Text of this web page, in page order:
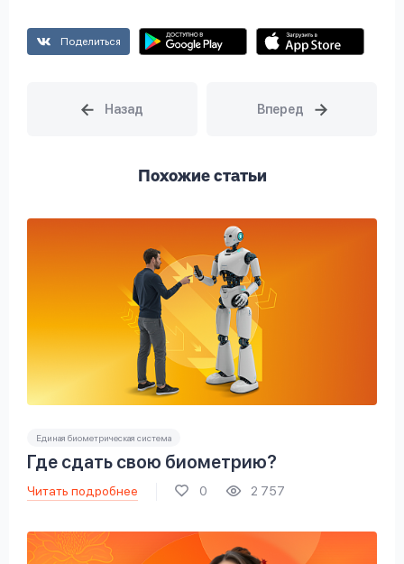
Поделиться
Похожие статьи
Единая биометрическая система
Где сдать свою биометрию?
Читать подробнее 0 2 757